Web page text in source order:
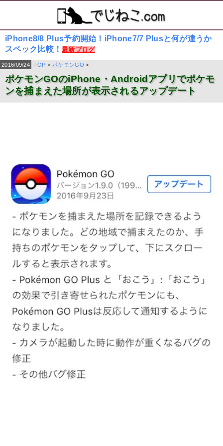
iPhone8/8 Plus予約開始！iPhone7/7 Plusと何が違うか
スペック比較！最新ブログ
2016/09/24 TOP > ポケモンGO >
ポケモンGOのiPhone・Androidアプリでポケモ
ンを捕まえた場所が表示されるアップデート